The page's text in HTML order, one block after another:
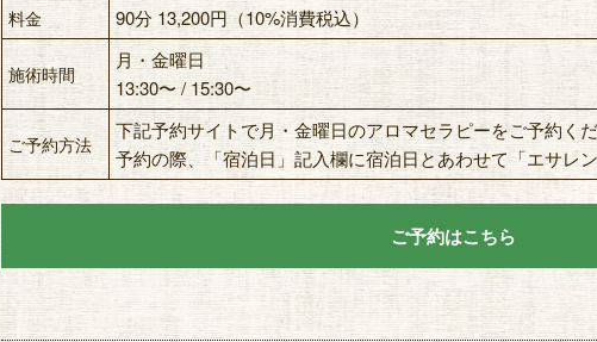
料金 90分 13,200円（10%消費税込）
施術時間
月・金曜日
13:30〜 / 15:30〜
ご予約方法
下記予約サイトで月・金曜日のアロマセラピーをご予約くだ
予約の際、「宿泊日」記入欄に宿泊日とあわせて「エサレ
ご予約はこちら